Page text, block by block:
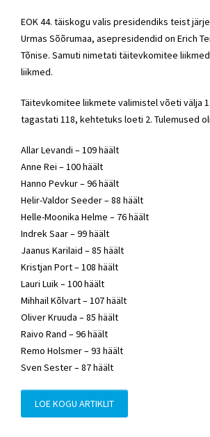
EOK 44. täiskogu valis presidendiks teist
Urmas Sõõrumaa, asepresidendid on Erich
Tõnise. Samuti nimetati täitevkomitee
liikmed.
Täitevkomitee liikmete valimistel võeti välja
tagastati 118, kehtetuks loeti 2. Tulemused
Allar Levandi – 109 häält
Anne Rei – 100 häält
Hanno Pevkur – 96 häält
Helir-Valdor Seeder – 88 häält
Helle-Moonika Helme – 76 häält
Indrek Saar – 99 häält
Jaanus Karilaid – 85 häält
Kristjan Port – 108 häält
Lauri Luik – 100 häält
Mihhail Kõlvart – 107 häält
Oliver Kruuda – 85 häält
Raivo Rand – 96 häält
Remo Holsmer – 93 häält
Sven Sester – 87 häält
LOE KOGU ARTIKLIT